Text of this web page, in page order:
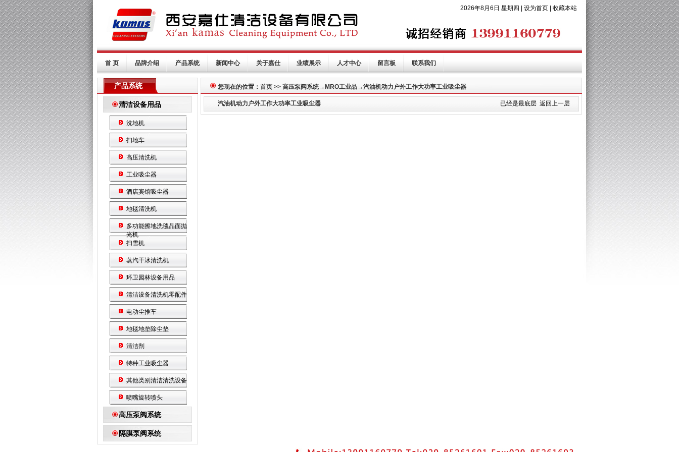
2026年8月6日 星期四 | 设为首页 收藏本站
首 页 品牌介绍 产品系统 新闻中心 关于嘉仕 业绩展示 人才中心 留言板 联系我们
产品系统
清洁设备用品
洗地机
扫地车
高压清洗机
工业吸尘器
酒店宾馆吸尘器
地毯清洗机
多功能擦地洗毯晶面抛
光机
扫雪机
蒸汽干冰清洗机
环卫园林设备用品
清洁设备清洗机零配件
电动尘推车
地毯地垫除尘垫
清洁剂
特种工业吸尘器
其他类别清洁清洗设备
喷嘴旋转喷头
高压泵阀系统
隔膜泵阀系统
您现在的位置：首页 >> 高压泵阀系统→MRO工业品→汽油机动力户外工作大功率工业吸尘器
汽油机动力户外工作大功率工业吸尘器 已经是最底层 返回上一层